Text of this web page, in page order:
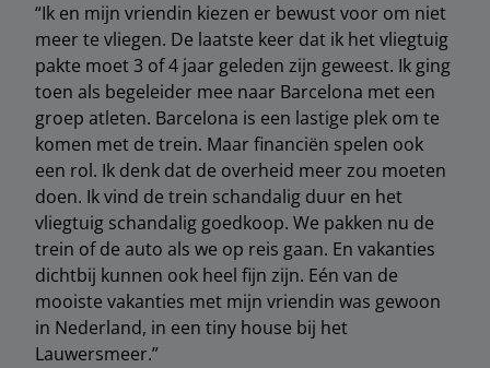
“Ik en mijn vriendin kiezen er bewust voor om niet
meer te vliegen. De laatste keer dat ik het vliegtuig
pakte moet 3 of 4 jaar geleden zijn geweest. Ik ging
toen als begeleider mee naar Barcelona met een
groep atleten. Barcelona is een lastige plek om te
komen met de trein. Maar financiën spelen ook
een rol. Ik denk dat de overheid meer zou moeten
doen. Ik vind de trein schandalig duur en het
vliegtuig schandalig goedkoop. We pakken nu de
trein of de auto als we op reis gaan. En vakanties
dichtbij kunnen ook heel fijn zijn. Eén van de
mooiste vakanties met mijn vriendin was gewoon
in Nederland, in een tiny house bij het
Lauwersmeer.”